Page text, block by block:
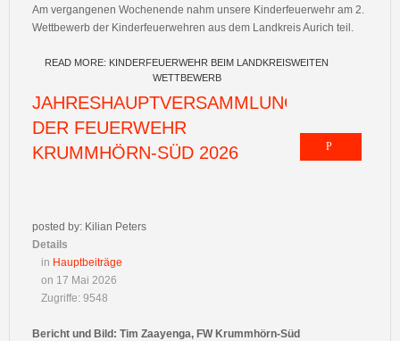
Am vergangenen Wochenende nahm unsere Kinderfeuerwehr am 2.
Wettbewerb der Kinderfeuerwehren aus dem Landkreis Aurich teil.
READ MORE: KINDERFEUERWEHR BEIM LANDKREISWEITEN
WETTBEWERB
JAHRESHAUPTVERSAMMLUNG
DER FEUERWEHR
KRUMMHÖRN-SÜD 2026
posted by: Kilian Peters
Details
in Hauptbeiträge
on 17 Mai 2026
Zugriffe: 9548
Bericht und Bild: Tim Zaayenga, FW Krummhörn-Süd